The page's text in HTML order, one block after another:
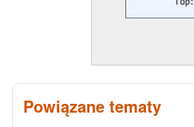
Powiązane tematy